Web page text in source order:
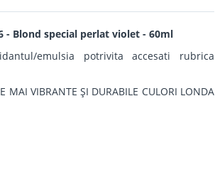
- Blond special perlat violet - 60ml
emulsia potrivita accesati rubrica
MAI VIBRANTE ŞI DURABILE CULORI LONDA